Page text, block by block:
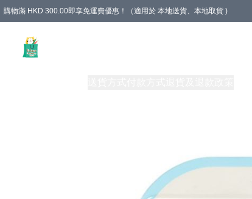
購物滿 HKD 300.00即享免運費優惠！（適用於 本地送貨、本地取貨 )